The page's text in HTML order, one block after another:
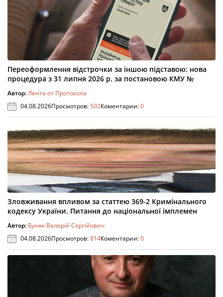
Переоформлення відстрочки за іншою підставою: нова
процедура з 31 липня 2026 р. за постановою КМУ №
Автор:Лента от Протокола
04.08.2026Просмотров:502Коментарии:0
Зловживання впливом за статтею 369-2 Кримінального
кодексу України. Питання до національної імплемен
Автор: Буняк Валерій Сергійович
04.08.2026Просмотров:814Коментарии:0